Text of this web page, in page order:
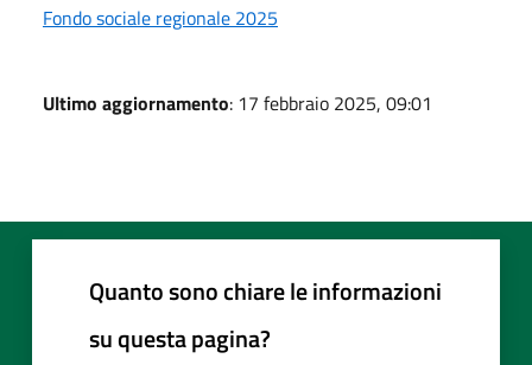
Fondo sociale regionale 2025
Ultimo aggiornamento: 17 febbraio 2025, 09:01
Quanto sono chiare le informazioni
su questa pagina?